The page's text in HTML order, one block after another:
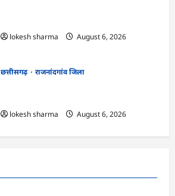
lokesh sharma
August 6, 2026
छत्तीसगढ़
राजनांदगांव जिला
lokesh sharma
August 6, 2026